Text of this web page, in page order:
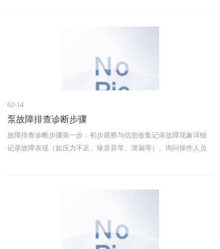
02-14
泵故障排查诊断步骤
故障排查诊断步骤第一步：初步观察与信息收集记录故障现象详细
记录故障表现（如压力不足、噪音异常、泄漏等）。询问操作人员